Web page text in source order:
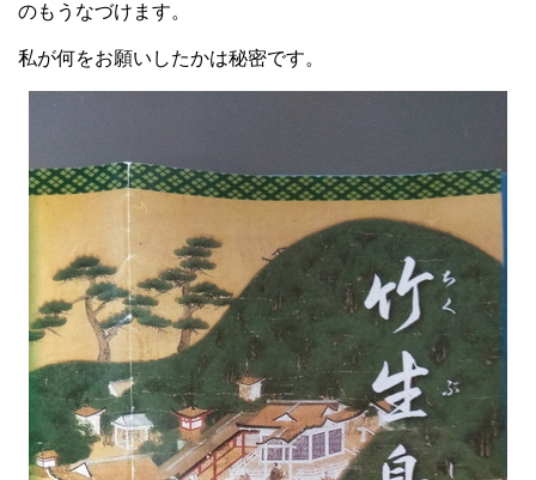
のもうなづけます。
私が何をお願いしたかは秘密です。